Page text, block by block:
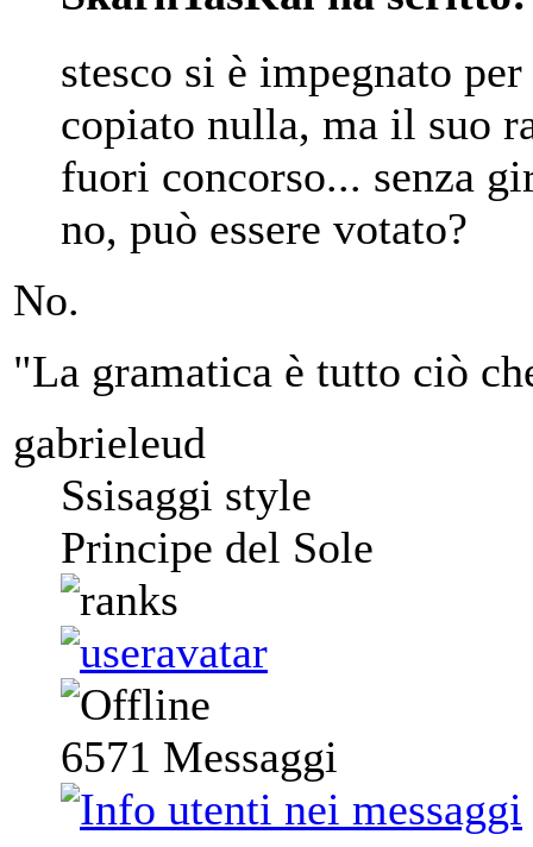
stesco si è impegnato
copiato nulla, ma il suo
fuori concorso... senza
no, può essere votato?
No.
"La gramatica è tutto ciò
gabrieleud
Ssisaggi style
Principe del Sole
6571 Messaggi